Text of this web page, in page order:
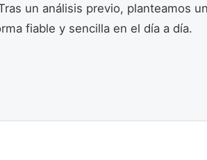
un análisis previo, planteamos
fiable y sencilla en el día a día.